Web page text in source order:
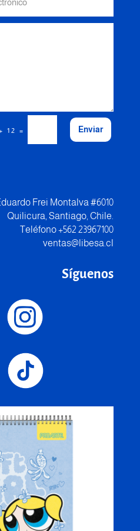
12 = Enviar
Frei Montalva #6010
Quilicura, Santiago, Chile.
Teléfono +562 23967100
ventas@libesa.cl
Síguenos